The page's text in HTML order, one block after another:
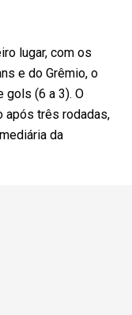
lugar, com os
e do Grêmio, o
gols (6 a 3). O
após três rodadas,
da